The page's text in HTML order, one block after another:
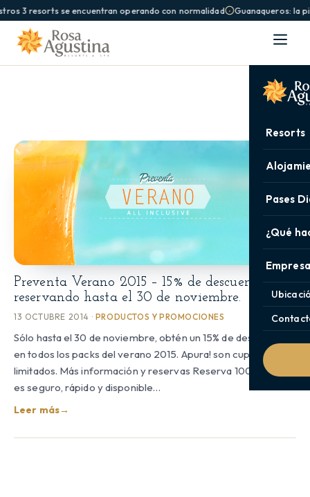
3 resorts se encuentran operando con normalidad Guanaqueros: la
Resorts
Pases
¿Qué
Preventa Verano 2015 – 15% de descuento
reservando hasta el 30 de noviembre.
13 OCTUBRE 2014 · PRODUCTOS Y PROMOCIONES
Sólo hasta el 30 de noviembre, obtén un 15% de descuento
en todos los packs del verano 2015. Apura! son cupos
limitados. Más información y reservas Reserva 100% online,
es seguro, rápido y disponible…
Leer más→